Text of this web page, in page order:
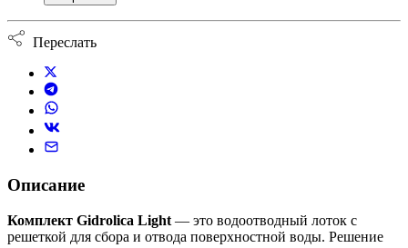
Переслать
Описание
Комплект Gidrolica Light — это водоотводный лоток с
решеткой для сбора и отвода поверхностной воды. Решение